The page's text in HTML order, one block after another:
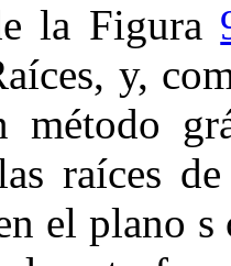
la Figura
íces, y,
método
raíces
el plano s